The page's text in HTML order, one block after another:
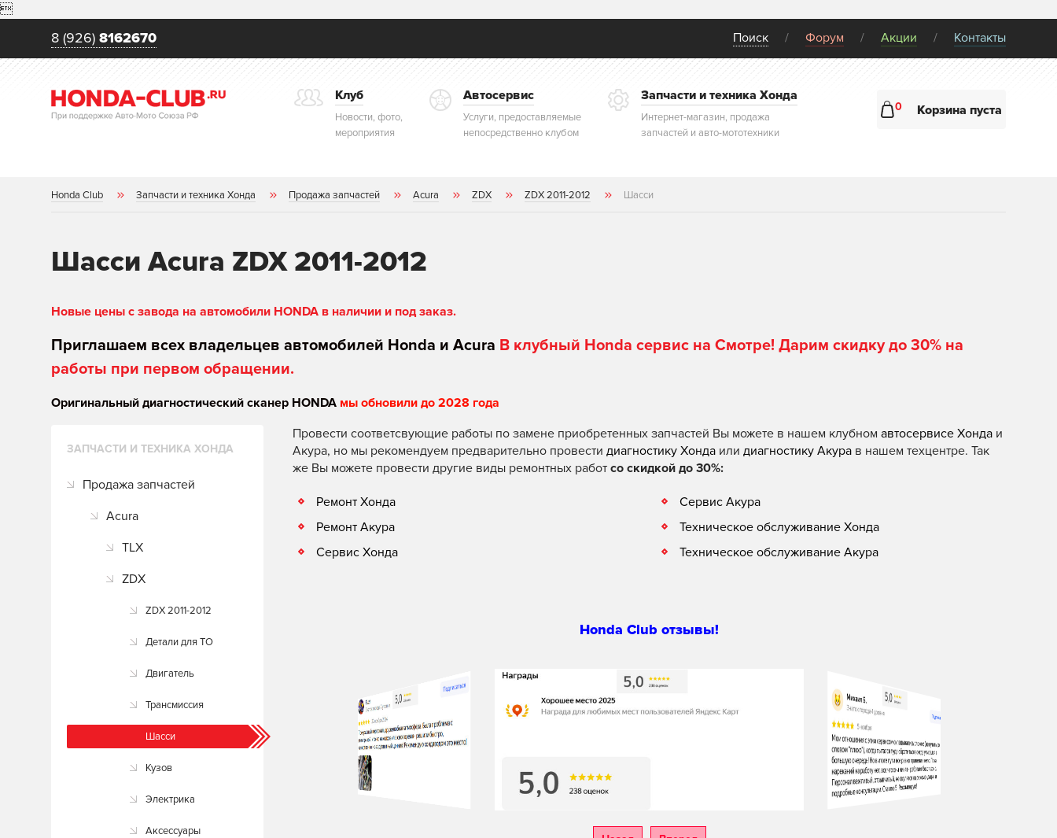

8 (926) 8162670 Поиск Форум Акции Контакты
Клуб
Новости, фото,
мероприятия
Автосервис
Услуги, предоставляемые
непосредственно клубом
Запчасти и техника Хонда
Интернет-магазин, продажа
запчастей и авто-мототехники
0 Корзина пуста
Honda Club Запчасти и техника Хонда Продажа запчастей Acura ZDX ZDX 2011-2012 Шасси
Шасси Acura ZDX 2011-2012
Новые цены с завода на автомобили HONDA в наличии и под заказ.
Приглашаем всех владельцев автомобилей Honda и Acura В клубный Honda сервис на Смотре! Дарим скидку до 30% на
работы при первом обращении.
Оригинальный диагностический сканер HONDA мы обновили до 2028 года
ЗАПЧАСТИ И ТЕХНИКА ХОНДА
Продажа запчастей
Acura
TLX
ZDX
ZDX 2011-2012
Детали для ТО
Двигатель
Трансмиссия
Шасси
Кузов
Электрика
Аксессуары
Провести соответсвующие работы по замене приобретенных запчастей Вы можете в нашем клубном автосервисе Хонда и
Акура, но мы рекомендуем предварительно провести диагностику Хонда или диагностику Акура в нашем техцентре. Так
же Вы можете провести другие виды ремонтных работ со скидкой до 30%:
Ремонт Хонда
Ремонт Акура
Сервис Хонда
Сервис Акура
Техническое обслуживание Хонда
Техническое обслуживание Акура
Honda Club отзывы!